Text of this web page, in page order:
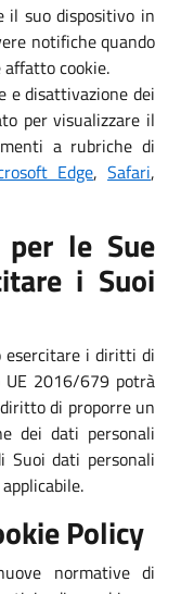
il suo dispositivo in
notifiche quando
cookie.
e disattivazione dei
per visualizzare il
a rubriche di
Edge,Safari,
le Sue
i Suoi
esercitare i diritti di
2016/679 potrà
di proporre un
dei dati personali
dati personali
Policy
normative di